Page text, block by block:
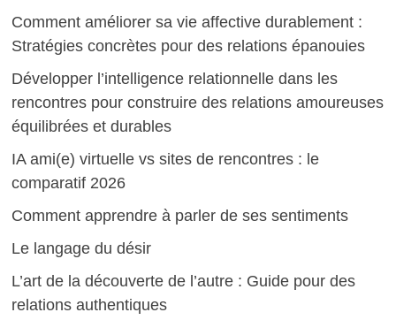
Comment améliorer sa vie affective durablement :
Stratégies concrètes pour des relations épanouies
Développer l’intelligence relationnelle dans les
rencontres pour construire des relations amoureuses
équilibrées et durables
IA ami(e) virtuelle vs sites de rencontres : le
comparatif 2026
Comment apprendre à parler de ses sentiments
Le langage du désir
L’art de la découverte de l’autre : Guide pour des
relations authentiques